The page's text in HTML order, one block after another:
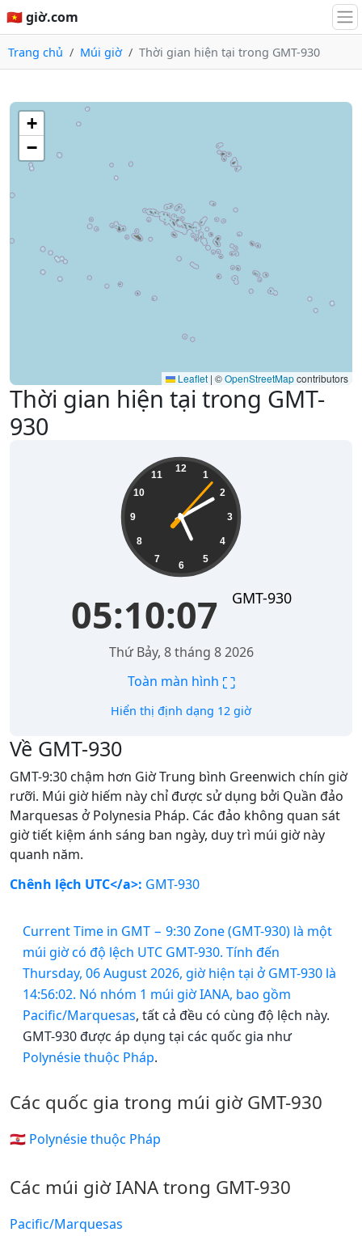
🇻🇳 giờ.com
Trang chủ Múi giờ Thời gian hiện tại trong GMT-930
Thời gian hiện tại trong GMT-
930
12
1
2
3
4
5
6
7
8
9
10
11
05:10:08 GMT-930
Thứ Bảy, 8 tháng 8 2026
Toàn màn hình ⛶
Hiển thị định dạng 12 giờ
Về GMT-930
GMT-9:30 chậm hơn Giờ Trung bình Greenwich chín giờ
rưỡi. Múi giờ hiếm này chỉ được sử dụng bởi Quần đảo
Marquesas ở Polynesia Pháp. Các đảo không quan sát
giờ tiết kiệm ánh sáng ban ngày, duy trì múi giờ này
quanh năm.
Chênh lệch UTC</a>: GMT-930
+
−
Leaflet | ©OpenStreetMapcontributors
Current Time in GMT − 9:30 Zone (GMT-930) là một
múi giờ có độ lệch UTC GMT-930. Tính đến
Thursday, 06 August 2026, giờ hiện tại ở GMT-930 là
14:56:02. Nó nhóm 1 múi giờ IANA, bao gồm
Pacific/Marquesas, tất cả đều có cùng độ lệch này.
GMT-930 được áp dụng tại các quốc gia như
Polynésie thuộc Pháp.
Các quốc gia trong múi giờ GMT-930
🇵🇫 Polynésie thuộc Pháp
Các múi giờ IANA trong GMT-930
Pacific/Marquesas